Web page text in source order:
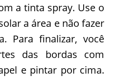
a tinta spray. Use o
a área e não fazer
Para finalizar, você
das bordas com
e pintar por cima.